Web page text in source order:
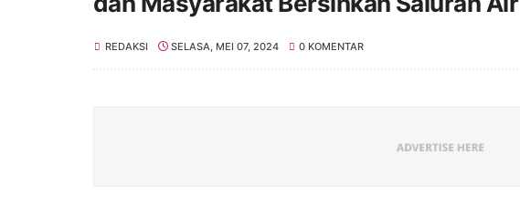
REDAKSI SELASA, MEI 07, 2024 0 KOMENTAR